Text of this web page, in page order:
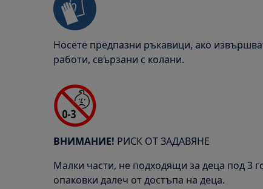
Носете предпазни ръкавици, ако
работи, свързани с колани.
ВНИМАНИЕ! РИСК ОТ ЗАДАВЯНЕ
Малки части, не подходящи за деца под 3
опаковки далеч от достъпа на деца.